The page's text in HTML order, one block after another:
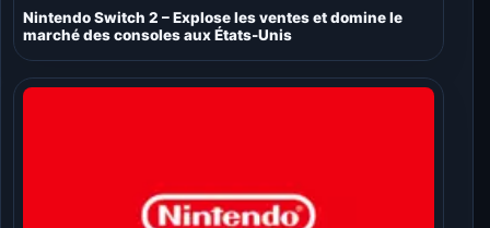
Nintendo Switch 2 – Explose les ventes et domine le
marché des consoles aux États-Unis